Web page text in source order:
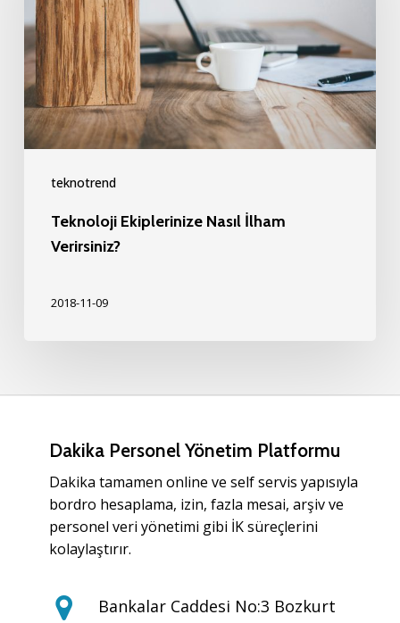
teknotrend
İlham
Verirsiniz?
Teknoloji Ekiplerinize Nasıl İlham
Verirsiniz?
2018-11-09
Dakika Personel Yönetim Platformu
Dakika tamamen online ve self servis yapısıyla
bordro hesaplama, izin, fazla mesai, arşiv ve
personel veri yönetimi gibi İK süreçlerini
kolaylaştırır.
Bankalar Caddesi No:3 Bozkurt